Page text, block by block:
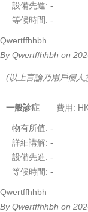
設備先進: -
等候時間: -
Qwertffhhbh
By Qwertffhhbh on
(以上言論乃用戶個人
一般診症 費用:
物有所值: -
詳細講解: -
設備先進: -
等候時間: -
Qwertffhhbh
By Qwertffhhbh on